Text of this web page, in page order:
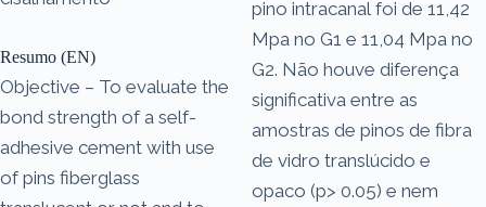
Resumo (EN)
Objective – To evaluate the
bond strength of a self-
adhesive cement with use
of pins fiberglass
pino intracanal foi de 11,42
Mpa no G1 e 11,04 Mpa no
G2. Não houve diferença
significativa entre as
amostras de pinos de fibra
de vidro translúcido e
opaco (p> 0.05) e nem